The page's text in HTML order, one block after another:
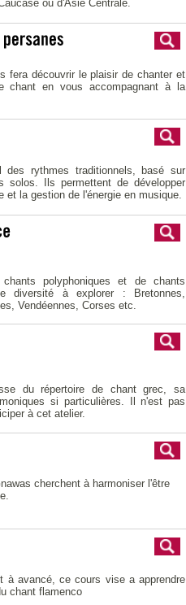
ou d'Asie Centrale.
fera découvrir le plaisir de chanter et
chant en vous accompagnant à la
rythmes traditionnels, basé sur
solos. Ils permettent de développer
la gestion de l'énergie en musique.
polyphoniques et de chants
diversité à explorer : Bretonnes,
Vendéennes, Corses etc.
du répertoire de chant grec, sa
si particulières. Il n'est pas
à cet atelier.
cherchent à harmoniser l'être
avancé, ce cours vise a apprendre
chant flamenco